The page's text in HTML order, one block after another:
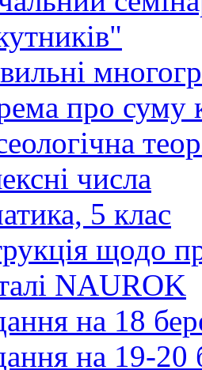
про суму
числа
5 клас
щодо
NAUROK
на 18
на 19-20